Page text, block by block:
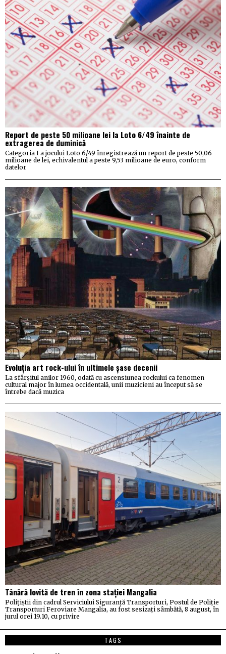
Report de peste 50 milioane lei la Loto 6/49 înainte de
extragerea de duminică
Categoria I a jocului Loto 6/49 înregistrează un report de peste 50,06
milioane de lei, echivalentul a peste 9,53 milioane de euro, conform
datelor
Evoluția art rock-ului în ultimele șase decenii
La sfârșitul anilor 1960, odată cu ascensiunea rockului ca fenomen
cultural major în lumea occidentală, unii muzicieni au început să se
întrebe dacă muzica
Tânără lovită de tren în zona stației Mangalia
Polițiștii din cadrul Serviciului Siguranță Transporturi, Postul de Poliție
Transporturi Feroviare Mangalia, au fost sesizați sâmbătă, 8 august, în
jurul orei 19.10, cu privire
TAGS